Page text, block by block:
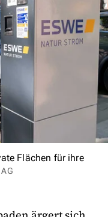
Flächen für ihre